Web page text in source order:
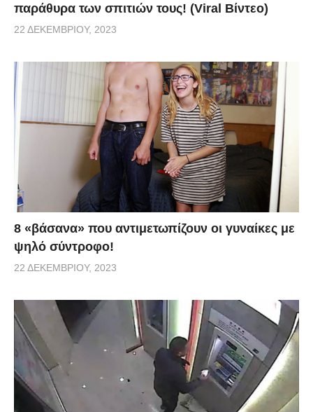
παράθυρα των σπιτιών τους! (Viral Βίντεο)
22 ΔΕΚΕΜΒΡΊΟΥ, 2023
8 «βάσανα» που αντιμετωπίζουν οι γυναίκες με
ψηλό σύντροφο!
22 ΔΕΚΕΜΒΡΊΟΥ, 2023